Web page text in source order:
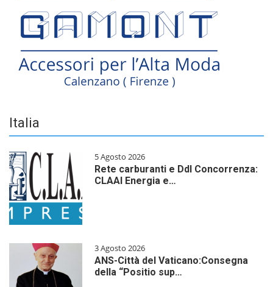
Italia
5 Agosto 2026
Rete carburanti e Ddl Concorrenza:
CLAAI Energia e…
3 Agosto 2026
ANS-Città del Vaticano:Consegna
della “Positio sup…